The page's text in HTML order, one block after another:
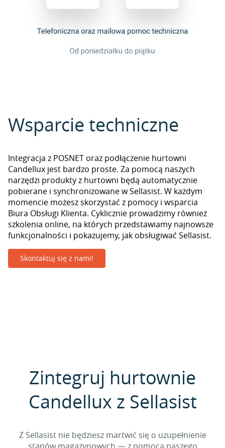
Wsparcie techniczne
Integracja z POSNET oraz podłączenie hurtowni
Candellux jest bardzo proste. Za pomocą naszych
narzędzi produkty z hurtowni będą automatycznie
pobierane i synchronizowane w Sellasist. W każdym
momencie możesz skorzystać z pomocy i wsparcia
Biura Obsługi Klienta. Cyklicznie prowadzimy również
szkolenia online, na których przedstawiamy najnowsze
funkcjonalności i pokazujemy, jak obsługiwać Sellasist.
Skontaktuj się z nami!
Zintegruj hurtownie
Candellux z Sellasist
Z Sellasist nie będziesz martwić się o uzupełnienie